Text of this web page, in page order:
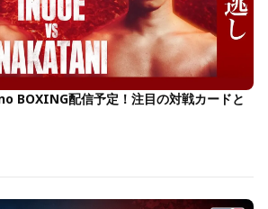
BOXING配信予定！注目の対戦カードと